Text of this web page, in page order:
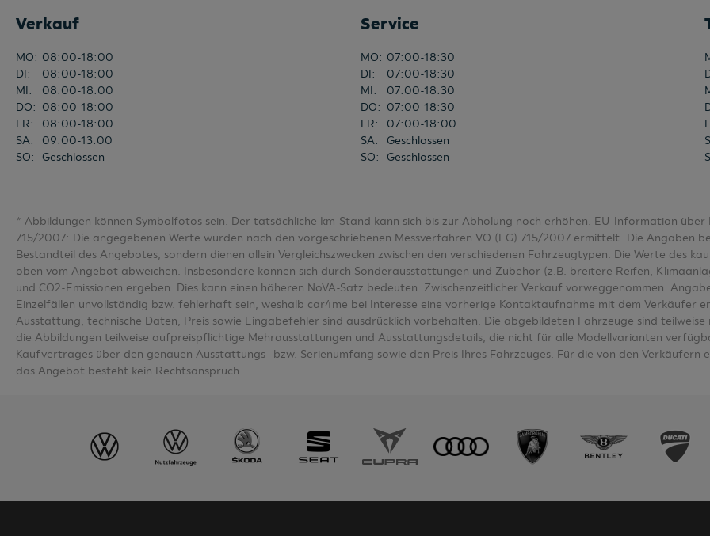
Verkauf
MO: 08:00-18:00
DI:
08:00-18:00
MI:
08:00-18:00
DO: 08:00-18:00
FR:
08:00-18:00
SA:
09:00-13:00
SO: Geschlossen
Service
MO: 07:00-18:30
DI:
07:00-18:30
MI:
07:00-18:30
DO: 07:00-18:30
FR:
07:00-18:00
SA:
Geschlossen
SO: Geschlossen
* Abbildungen können Symbolfotos sein. Der tatsächliche km-Stand kann sich bis zur Abholung noch erhöhen. EU-Information
715/2007: Die angegebenen Werte wurden nach den vorgeschriebenen Messverfahren VO (EG) 715/2007 ermittelt. Die Angaben
Bestandteil des Angebotes, sondern dienen allein Vergleichszwecken zwischen den verschiedenen Fahrzeugtypen. Die Werte des
oben vom Angebot abweichen. Insbesondere können sich durch Sonderausstattungen und Zubehör (z.B. breitere Reifen,
und CO2-Emissionen ergeben. Dies kann einen höheren NoVA-Satz bedeuten. Zwischenzeitlicher Verkauf vorweggenommen.
Einzelfällen unvollständig bzw. fehlerhaft sein, weshalb car4me bei Interesse eine vorherige Kontaktaufnahme mit dem Verkäufer
Ausstattung, technische Daten, Preis sowie Eingabefehler sind ausdrücklich vorbehalten. Die abgebildeten Fahrzeuge sind
die Abbildungen teilweise aufpreispflichtige Mehrausstattungen und Ausstattungsdetails, die nicht für alle Modellvarianten
Kaufvertrages über den genauen Ausstattungs- bzw. Serienumfang sowie den Preis Ihres Fahrzeuges. Für die von den
das Angebot besteht kein Rechtsanspruch.